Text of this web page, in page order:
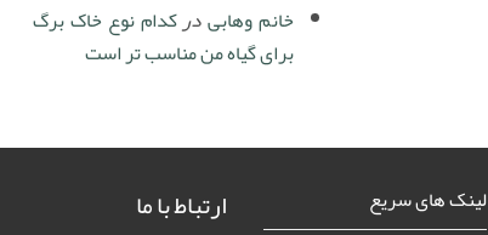
خانم وهابیدرکدام نوع خاک برگ
برای گیاه من مناسب تر است
لینک های سریع
ارتباط با ما